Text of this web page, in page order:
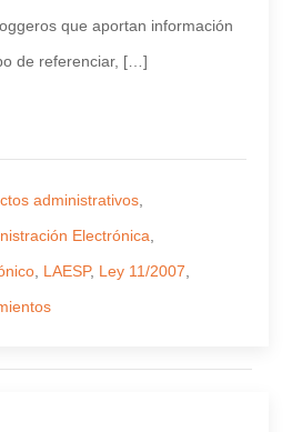
que aportan información
de referenciar, […]
administrativos
Electrónica
LAESP, Ley 11/2007